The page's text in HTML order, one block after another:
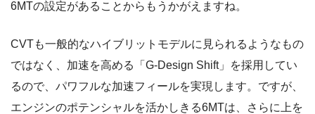
6MTの設定があることからもうかがえますね。
CVTも一般的なハイブリットモデルに見られるようなもの
ではなく、加速を高める「G-Design Shift」を採用してい
るので、パワフルな加速フィールを実現します。ですが、
エンジンのポテンシャルを活かしきる6MTは、さらに上を